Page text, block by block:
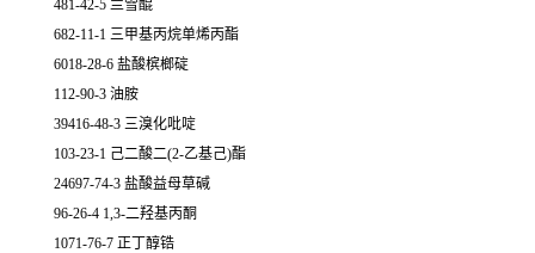
481-42-5 兰雪醌
682-11-1 三甲基丙烷单烯丙酯
6018-28-6 盐酸槟榔碇
112-90-3 油胺
39416-48-3 三溴化吡啶
103-23-1 己二酸二(2-乙基己)酯
24697-74-3 盐酸益母草碱
96-26-4 1,3-二羟基丙酮
1071-76-7 正丁醇锆